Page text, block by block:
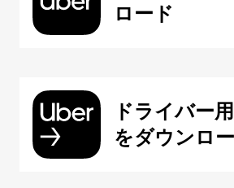
ロード
ドライバー
をダウンロ